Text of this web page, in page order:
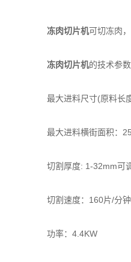
冻肉切片机可切冻肉
冻肉切片机的技术参数
最大进料尺寸(原料长
最大进料横街面积：
切割厚度: 1-32mm可
切割速度：160片/分钟
功率：4.4KW